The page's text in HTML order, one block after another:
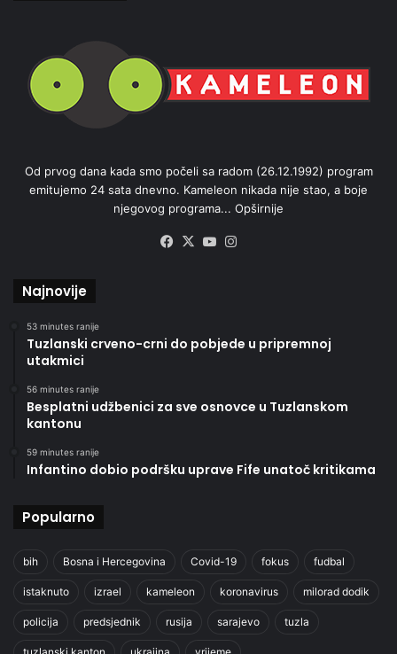
Od prvog dana kada smo počeli sa radom (26.12.1992) program
emitujemo 24 sata dnevno. Kameleon nikada nije stao, a boje
njegovog programa... Opširnije
Facebook
X YouTube
Najnovije
53 minutes ranije
Tuzlanski crveno-crni do pobjede u pripremnoj
utakmici
56 minutes ranije
Besplatni udžbenici za sve osnovce u Tuzlanskom
kantonu
59 minutes ranije
Infantino dobio podršku uprave Fife unatoč kritikama
Popularno
bih Bosna i Hercegovina Covid-19 fokus fudbal
istaknuto izrael kameleon koronavirus milorad dodik
policija predsjednik rusija sarajevo tuzla